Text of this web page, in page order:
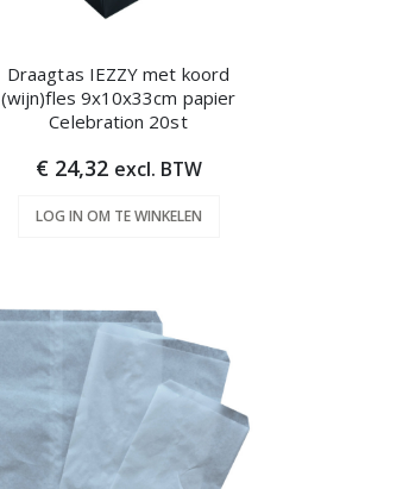
Draagtas IEZZY met koord
(wijn)fles 9x10x33cm papier
Celebration 20st
€ 24,32 excl. BTW
LOG IN OM TE WINKELEN